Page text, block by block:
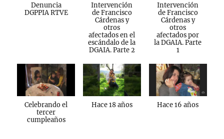
Denuncia
DGPPIA RTVE
Intervención
de Francisco
Cárdenas y
otros
afectados en el
escándalo de la
DGAIA. Parte 2
Intervención
de Francisco
Cárdenas y
otros
afectados por
la DGAIA. Parte
1
Celebrando el
tercer
cumpleaños
Hace 18 años Hace 16 años